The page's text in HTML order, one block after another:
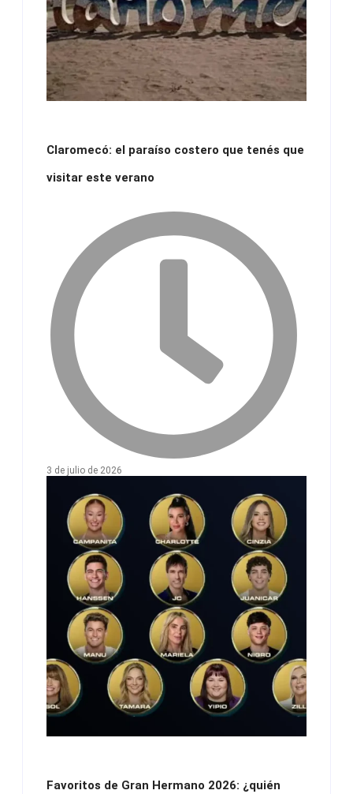
Claromecó: el paraíso costero que tenés que
visitar este verano
3 de julio de 2026
Favoritos de Gran Hermano 2026: ¿quién